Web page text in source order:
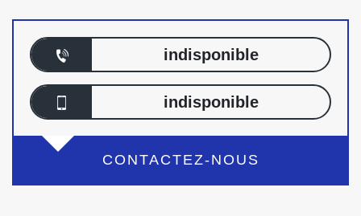
indisponible
indisponible
CONTACTEZ-NOUS